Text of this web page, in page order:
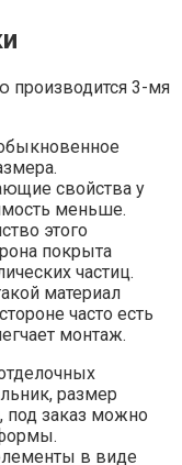
производится 3-мя
свойства у
меньше.
этого
покрыта
частиц.
материал
часто есть
монтаж.
размер
под заказ можно
в виде